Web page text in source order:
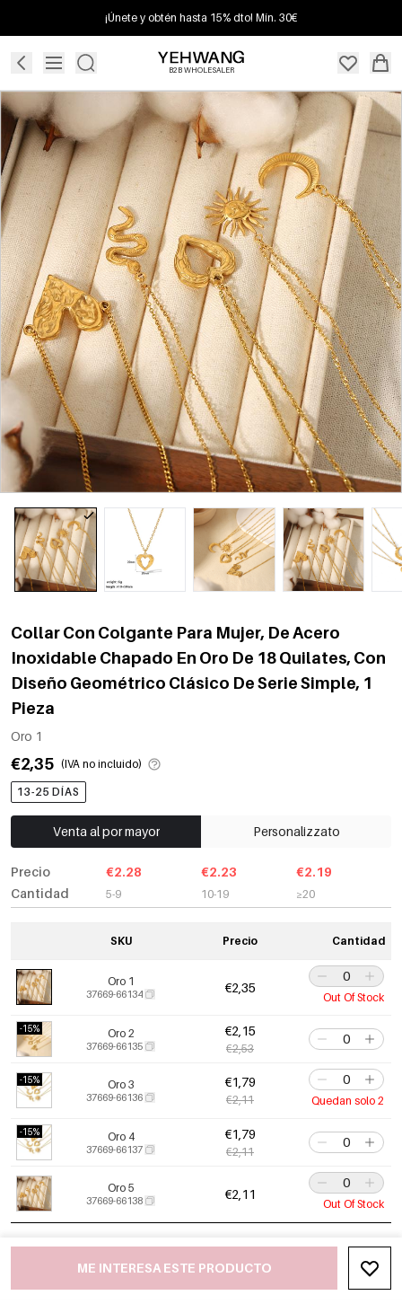
¡Únete y obtén hasta 15% dto! Mín. 30€
B2B WHOLESALER
Collar Con Colgante Para Mujer, De Acero
Inoxidable Chapado En Oro De 18 Quilates, Con
Diseño Geométrico Clásico De Serie Simple, 1
Pieza
Oro 1
€2,35 (IVA no incluido)
13-25 DÍAS
Venta al por mayor Personalizzato
Precio
Cantidad
€2.28
5-9
€2.23
10-19
€2.19
≥20
SKU Precio Cantidad
Oro 1
37669-66134 €2,35
Out Of Stock
-15% Oro 2
37669-66135
€2,15
€2,53
-15% Oro 3
37669-66136
€1,79
€2,11 Quedan solo 2
-15% Oro 4
37669-66137
€1,79
€2,11
Oro 5
37669-66138 €2,11
Out Of Stock
ME INTERESA ESTE PRODUCTO